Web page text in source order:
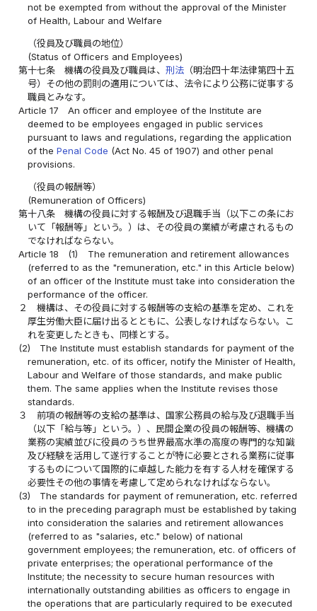
not be exempted from without the approval of the Minister
of Health, Labour and Welfare
（役員及び職員の地位）
(Status of Officers and Employees)
第十七条
機構の役員及び職員は、刑法 （明治四十年法律第四十五
号）その他の罰則の適用については、法令により公務に従事する
職員とみなす。
Article 17
An officer and employee of the Institute are
deemed to be employees engaged in public services
pursuant to laws and regulations, regarding the application
of thePenal Code (Act No. 45 of 1907) and other penal
provisions.
（役員の報酬等）
(Remuneration of Officers)
第十八条
機構の役員に対する報酬及び退職手当（以下この条にお
いて「報酬等」という。）は、その役員の業績が考慮されるもの
でなければならない。
Article 18
(1)
The remuneration and retirement allowances
(referred to as the "remuneration, etc." in this Article below)
of an officer of the Institute must take into consideration the
performance of the officer.
２
機構は、その役員に対する報酬等の支給の基準を定め、これを
厚生労働大臣に届け出るとともに、公表しなければならない。こ
れを変更したときも、同様とする。
(2)
The Institute must establish standards for payment of the
remuneration, etc. of its officer, notify the Minister of Health,
Labour and Welfare of those standards, and make public
them. The same applies when the Institute revises those
standards.
３
前項の報酬等の支給の基準は、国家公務員の給与及び退職手当
（以下「給与等」という。）、民間企業の役員の報酬等、機構の
業務の実績並びに役員のうち世界最高水準の高度の専門的な知識
及び経験を活用して遂行することが特に必要とされる業務に従事
するものについて国際的に卓越した能力を有する人材を確保する
必要性その他の事情を考慮して定められなければならない。
(3)
The standards for payment of remuneration, etc. referred
to in the preceding paragraph must be established by taking
into consideration the salaries and retirement allowances
(referred to as "salaries, etc." below) of national
government employees; the remuneration, etc. of officers of
private enterprises; the operational performance of the
Institute; the necessity to secure human resources with
internationally outstanding abilities as officers to engage in
the operations that are particularly required to be executed